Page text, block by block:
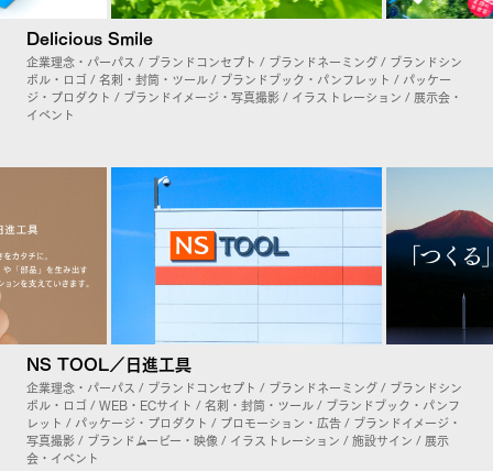
Delicious Smile
企業理念・パーパス / ブランドコンセプト / ブランドネーミング / ブランドシン
ボル・ロゴ / 名刺・封筒・ツール / ブランドブック・パンフレット / パッケー
ジ・プロダクト / ブランドイメージ・写真撮影 / イラストレーション / 展示会・
イベント
NS TOOL／日進工具
企業理念・パーパス / ブランドコンセプト / ブランドネーミング / ブランドシン
ボル・ロゴ / WEB・ECサイト / 名刺・封筒・ツール / ブランドブック・パンフ
レット / パッケージ・プロダクト / プロモーション・広告 / ブランドイメージ・
写真撮影 / ブランドムービー・映像 / イラストレーション / 施設サイン / 展示
会・イベント